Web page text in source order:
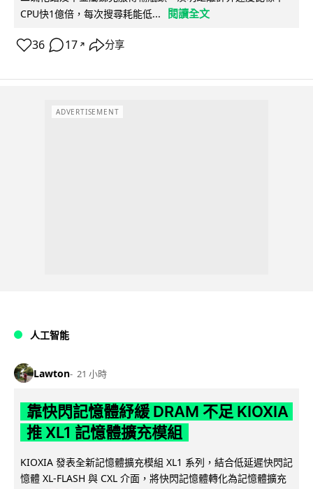
CPU快1億倍，每次搜尋耗能低...
閱讀全文
36 17 ↗ 分享
ADVERTISEMENT
人工智能
Lawton 21 小時
靠快閃記憶體紓緩 DRAM 不足 KIOXIA
推 XL1 記憶體擴充模組
KIOXIA 發表全新記憶體擴充模組 XL1 系列，結合低延遲快閃記
憶體 XL-FLASH 與 CXL 介面，將快閃記憶體轉化為記憶體擴充